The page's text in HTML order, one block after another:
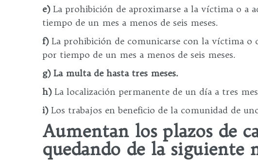
e)La prohibición de aproximarse a la víctima o a
tiempo de un mes a menos de seis meses.
f)La prohibición de comunicarse con la víctima o
por tiempo de un mes a menos de seis meses.
g) La multa de hasta tres meses.
h)La localización permanente de un día a tres
i)Los trabajos en beneficio de la comunidad de
Aumentan los plazos de
quedando de la siguiente